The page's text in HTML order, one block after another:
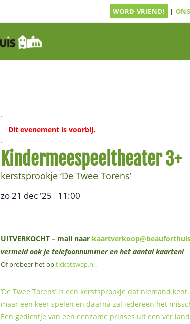
WORD VRIEND! |
Dit evenement is voorbij.
Kindermeespeeltheater 3+
kerstsprookje ‘De Twee Torens’
zo 21 dec '25 11:00
UITVERKOCHT – mail naar
vermeld ook je telefoonnummer en het aantal kaarten!
Of probeer het opticketswap.nl.
‘De Twee Torens’ is een kerstsprookje dat niemand
maar een keer spelen en daarna zal iedereen het
Een gedichtje van een eenzame prinses uit een ver